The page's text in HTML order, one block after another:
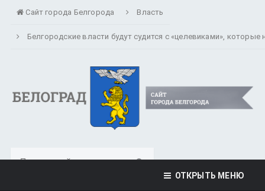
Сайт города Белгорода Власть
Белгородские власти будут судится с «целевиками»,
ОТКРЫТЬ МЕНЮ